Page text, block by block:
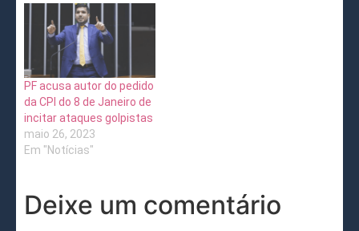
PF acusa autor do pedido
da CPI do 8 de Janeiro de
incitar ataques golpistas
maio 26, 2023
Em "Notícias"
Deixe um comentário